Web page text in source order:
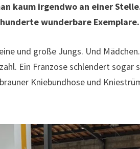
kaum irgendwo an einer
wunderbare Exemplare.
und große Jungs. Und
Ein Franzose schlendert
Kniebundhose und